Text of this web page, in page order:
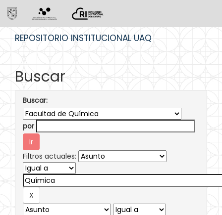
REPOSITORIO INSTITUCIONAL UAQ
Buscar
Buscar:
por
Filtros actuales: